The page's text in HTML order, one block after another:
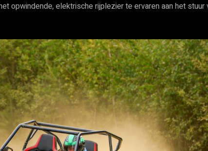
opwindende, elektrische rijplezier te ervaren aan het stuur